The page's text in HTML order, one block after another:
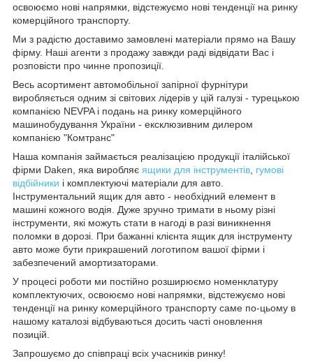
освоюємо нові напрямки, відстежуємо нові тенденції на ринку
комерційного транспорту.
Ми з радістю доставимо замовлені матеріали прямо на Вашу
фірму. Наші агенти з продажу завжди раді відвідати Вас і
розповісти про чинне пропозиції.
Весь асортимент автомобільної запірної фурнітури
виробляється одним зі світових лідерів у цій галузі - турецькою
компанією NEVPA і подань на ринку комерційного
машинобудування України - ексклюзивним дилером
компанією "Комтранс"
Наша компанія займається реалізацією продукції італійської
фірми Daken, яка виробляє ящики для інструментів гумові
відбійники і комплектуючі матеріали для авто.
Інструментальний ящик для авто - необхідний елемент в
машині кожного водія. Дуже зручно тримати в ньому різні
інструменти, які можуть стати в нагоді в разі виникнення
поломки в дорозі. При бажанні клієнта ящик для інструменту
авто може бути прикрашений логотипом вашої фірми і
забезпечений амортизаторами.
У процесі роботи ми постійно розширюємо номенклатуру
комплектуючих, освоюємо нові напрямки, відстежуємо нові
тенденції на ринку комерційного транспорту саме по-цьому в
нашому каталозі відбуваються досить часті оновлення
позицій.
Запрошуємо до співпраці всіх учасників ринку!